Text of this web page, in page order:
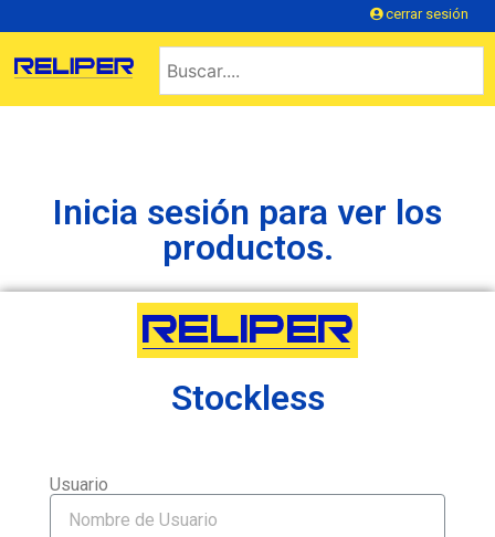
cerrar sesión
Inicia sesión para ver los
productos.
Stockless
Usuario